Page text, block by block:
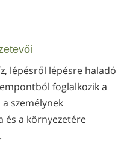
lépésről lépésre haladó
foglalkozik a
személynek
és a környezetére